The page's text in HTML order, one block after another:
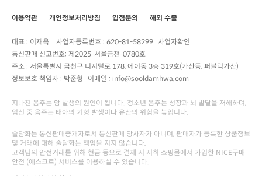
이용약관 개인정보처리방침 입점문의 해외 수출
대표 : 이재욱 사업자등록번호 : 620-81-58299 사업자확인
통신판매 신고번호: 제2025-서울금천-0780호
주소 : 서울특별시 금천구 디지털로 178, 에이동 3층 319호(가산동, 퍼블릭가산)
정보보호 책임자 : 박준형 이메일 : info@sooldamhwa.com
지나친 음주는 암 발생의 원인이 됩니다. 청소년 음주는 성장과 뇌 발달을 저해하며,
임신 중 음주는 태아의 기형 발생이나 유산의 위험을 높입니다.
술담화는 통신판매중개자로서 통신판매 당사자가 아니며, 판매자가 등록한 상품정보
및 거래에 대해 술담화는 책임을 지지 않습니다.
고객님의 안전거래를 위해 현금 등으로 결제 시 저희 쇼핑몰에서 가입한 NICE구매
안전 (에스크로) 서비스를 이용하실 수 있습니다.